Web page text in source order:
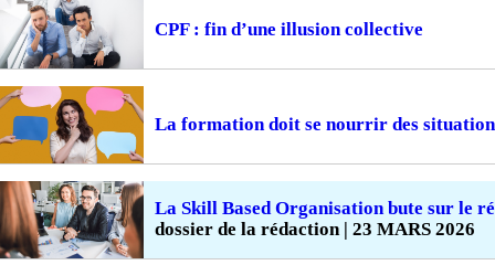
CPF : fin d’une illusion collective
La formation doit se nourrir des
La Skill Based Organisation bute sur le
dossier de la rédaction | 23 MARS 2026